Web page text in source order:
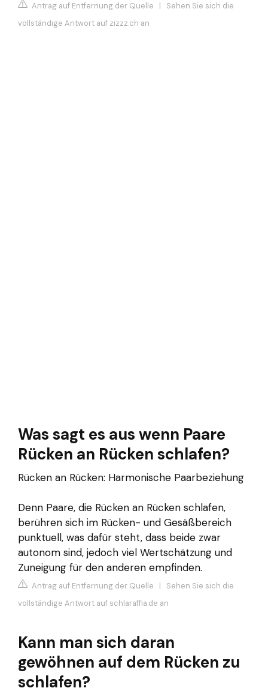
Antrag auf Entfernung der Quelle | Sehen Sie sich die
vollständige Antwort auf zizzz.ch an
Was sagt es aus wenn Paare
Rücken an Rücken schlafen?
Rücken an Rücken: Harmonische Paarbeziehung
Denn Paare, die Rücken an Rücken schlafen,
berühren sich im Rücken- und Gesäßbereich
punktuell, was dafür steht, dass beide zwar
autonom sind, jedoch viel Wertschätzung und
Zuneigung für den anderen empfinden.
Antrag auf Entfernung der Quelle | Sehen Sie sich die
vollständige Antwort auf schlaraffia.de an
Kann man sich daran
gewöhnen auf dem Rücken zu
schlafen?